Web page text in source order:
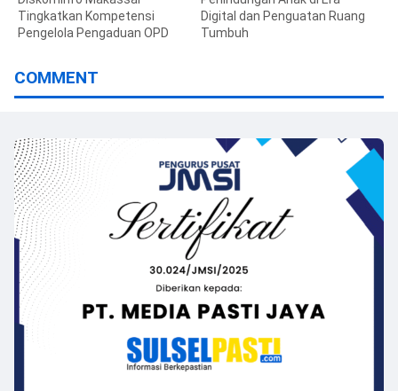
Tingkatkan Kompetensi
Pengelola Pengaduan OPD
Digital dan Penguatan Ruang
Tumbuh
COMMENT